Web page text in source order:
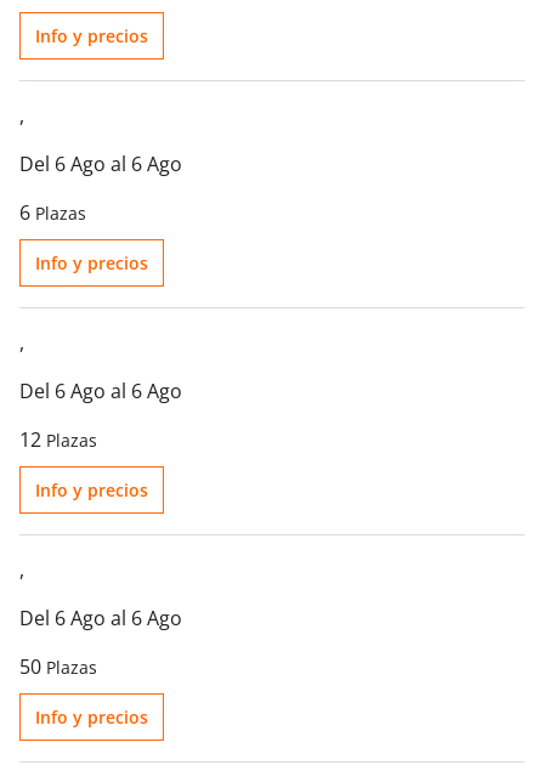
Info y precios
,
Del 6 Ago al 6 Ago
6 Plazas
Info y precios
,
Del 6 Ago al 6 Ago
12 Plazas
Info y precios
,
Del 6 Ago al 6 Ago
50 Plazas
Info y precios